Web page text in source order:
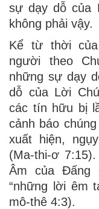
sự dạy dỗ của
không phải vậy.
Kể từ thời
người theo
những sự dạy
dỗ của Lời
các tín hữu bị
cảnh báo
xuất hiện,
(Ma-thi-ơ
Âm của Đấng
“những lời êm
mô-thê 4:3).